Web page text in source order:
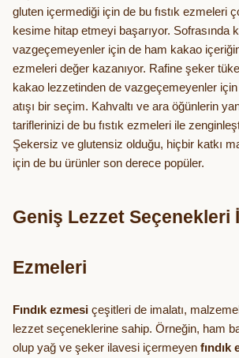
gluten içermediği için de bu fıstık ezmeleri
kesime hitap etmeyi başarıyor. Sofrasında
vazgeçemeyenler için de ham kakao
ezmeleri değer kazanıyor. Rafine şeker
kakao lezzetinden de vazgeçemeyenler
atışı bir seçim. Kahvaltı ve ara öğünlerin
tariflerinizi de bu fıstık ezmeleri ile
Şekersiz ve glutensiz olduğu, hiçbir katkı
için de bu ürünler son derece popüler.
Geniş Lezzet Seçenekleri
Ezmeleri
Fındık ezmesi çeşitleri de imalatı,
lezzet seçeneklerine sahip. Örneğin, ham
olup yağ ve şeker ilavesi içermeyen fındık